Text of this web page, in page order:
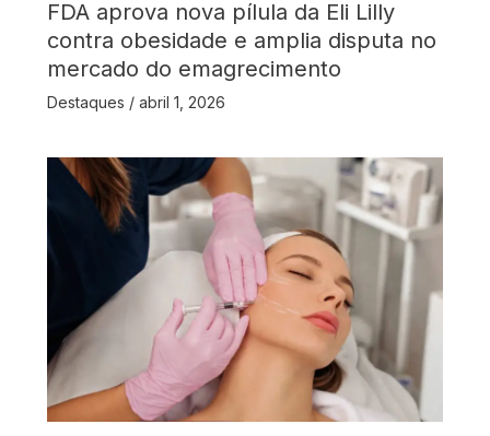
FDA aprova nova pílula da Eli Lilly
contra obesidade e amplia disputa no
mercado do emagrecimento
Destaques / abril 1, 2026